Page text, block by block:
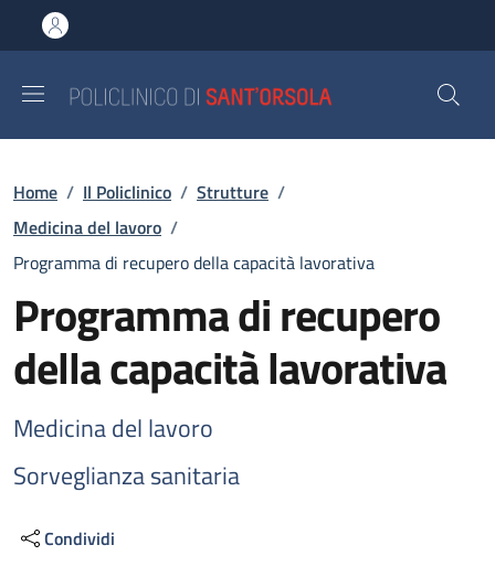
al contenuto principale
to footer content
Briciole di pane
Home / Il Policlinico / Strutture /
Medicina del lavoro /
Programma di recupero della capacità lavorativa
Programma di recupero
della capacità lavorativa
Medicina del lavoro
Sorveglianza sanitaria
Condividi